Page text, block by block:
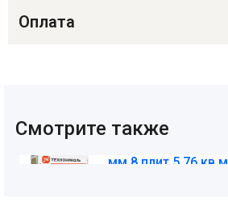
Оплата
Смотрите также
мм 8 плит 5,76 кв.м